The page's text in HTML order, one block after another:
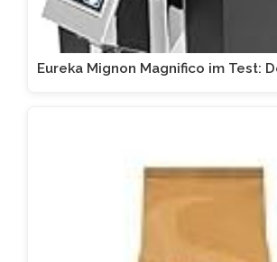
Eureka Mignon Magnifico im Test: